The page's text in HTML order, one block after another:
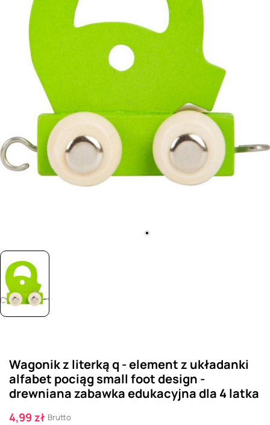
Wagonik z literką q - element z układanki
alfabet pociąg small foot design -
drewniana zabawka edukacyjna dla 4 latka
4,99 zł Brutto